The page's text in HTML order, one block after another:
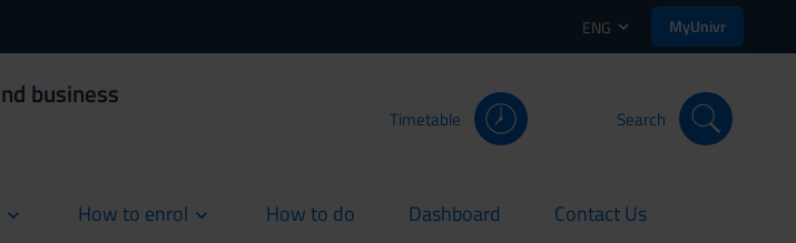
ENG MyUnivr
business
Timetable Search
How to enrol How to do
current Dashboard
current Contact Us
current